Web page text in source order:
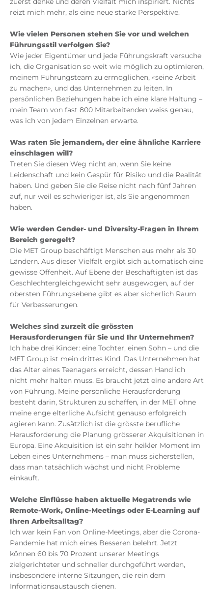
reizt mich mehr, als eine neue starke Perspektive.
Wie vielen Personen stehen Sie vor und welchen
Führungsstil verfolgen Sie?
Wie jeder Eigentümer und jede Führungskraft versuche
ich, die Organisation so weit wie möglich zu optimieren,
meinem Führungsteam zu ermöglichen, «seine Arbeit
zu machen», und das Unternehmen zu leiten. In
persönlichen Beziehungen habe ich eine klare Haltung –
mein Team von fast 800 Mitarbeitenden weiss genau,
was ich von jedem Einzelnen erwarte.
Was raten Sie jemandem, der eine ähnliche Karriere
einschlagen will?
Treten Sie diesen Weg nicht an, wenn Sie keine
Leidenschaft und kein Gespür für Risiko und die Realität
haben. Und geben Sie die Reise nicht nach fünf Jahren
auf, nur weil es schwieriger ist, als Sie angenommen
haben.
Wie werden Gender- und Diversity-Fragen in Ihrem
Bereich geregelt?
Die MET Group beschäftigt Menschen aus mehr als 30
Ländern. Aus dieser Vielfalt ergibt sich automatisch eine
gewisse Offenheit. Auf Ebene der Beschäftigten ist das
Geschlechtergleichgewicht sehr ausgewogen, auf der
obersten Führungsebene gibt es aber sicherlich Raum
für Verbesserungen.
Welches sind zurzeit die grössten
Herausforderungen für Sie und Ihr Unternehmen?
Ich habe drei Kinder: eine Tochter, einen Sohn – und die
MET Group ist mein drittes Kind. Das Unternehmen hat
das Alter eines Teenagers erreicht, dessen Hand ich
nicht mehr halten muss. Es braucht jetzt eine andere Art
von Führung. Meine persönliche Herausforderung
besteht darin, Strukturen zu schaffen, in der MET ohne
meine enge elterliche Aufsicht genauso erfolgreich
agieren kann. Zusätzlich ist die grösste berufliche
Herausforderung die Planung grösserer Akquisitionen in
Europa. Eine Akquisition ist ein sehr heikler Moment im
Leben eines Unternehmens – man muss sicherstellen,
dass man tatsächlich wächst und nicht Probleme
einkauft.
Welche Einflüsse haben aktuelle Megatrends wie
Remote-Work, Online-Meetings oder E-Learning auf
Ihren Arbeitsalltag?
Ich war kein Fan von Online-Meetings, aber die Corona-
Pandemie hat mich eines Besseren belehrt. Jetzt
können 60 bis 70 Prozent unserer Meetings
zielgerichteter und schneller durchgeführt werden,
insbesondere interne Sitzungen, die rein dem
Informationsaustausch dienen.